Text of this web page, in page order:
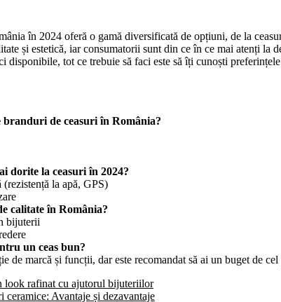
în 2024 oferă o gamă diversificată de opțiuni, de la
și estetică, iar consumatorii sunt din ce în ce mai atenți la
disponibile, tot ce trebuie să faci este să îți cunoști
de ceasuri în România?
dorite la ceasuri în 2024?
la apă, GPS)
calitate în România?
bijuterii
un ceas bun?
de marcă și funcții, dar este recomandat să ai un buget de
look rafinat cu ajutorul bijuteriilor
ceramice: Avantaje și dezavantaje